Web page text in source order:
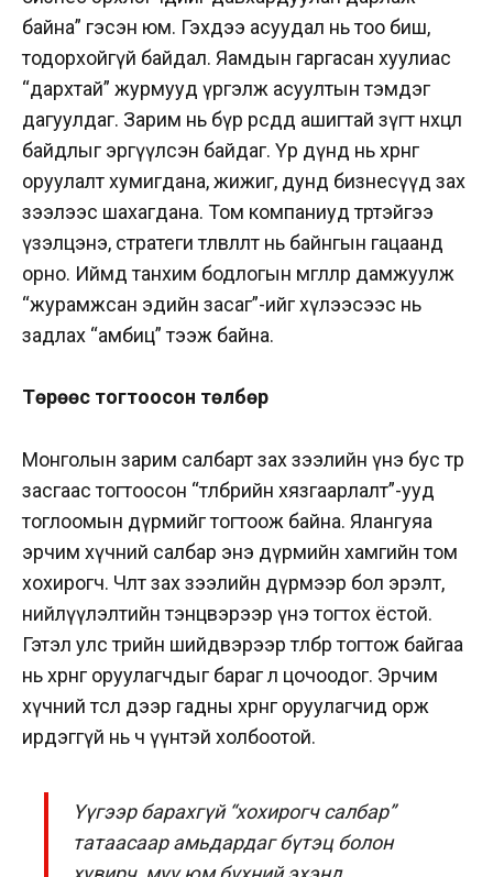
байна” гэсэн юм. Гэхдээ асуудал нь тоо биш,
тодорхойгүй байдал. Яамдын гаргасан хуулиас
“дархтай” журмууд үргэлж асуултын тэмдэг
дагуулдаг. Зарим нь бүр өөрсдөдөө ашигтай зүгт нөхцөл
байдлыг эргүүлсэн байдаг. Үр дүнд нь хөрөнгө
оруулалт хумигдана, жижиг, дунд бизнесүүд зах
зээлээс шахагдана. Том компаниуд төртэйгээ
үзэлцэнэ, стратеги төлөвлөлт нь байнгын гацаанд
орно. Иймд танхим бодлогын өмгөөллөөр дамжуулж
“журамжсан эдийн засаг”-ийг хүлээсээс нь
задлах “амбиц” тээж байна.
Төрөөс тогтоосон төлбөр
Монголын зарим салбарт зах зээлийн үнэ бус төр
засгаас тогтоосон “төлбөрийн хязгаарлалт”-ууд
тоглоомын дүрмийг тогтоож байна. Ялангуяа
эрчим хүчний салбар энэ дүрмийн хамгийн том
хохирогч. Чөлөөт зах зээлийн дүрмээр бол эрэлт,
нийлүүлэлтийн тэнцвэрээр үнэ тогтох ёстой.
Гэтэл улс төрийн шийдвэрээр төлбөр тогтож байгаа
нь хөрөнгө оруулагчдыг бараг л цочоодог. Эрчим
хүчний төсөл дээр гадны хөрөнгө оруулагчид орж
ирдэггүй нь ч үүнтэй холбоотой.
Үүгээр барахгүй “хохирогч салбар”
татаасаар амьдардаг бүтэц болон